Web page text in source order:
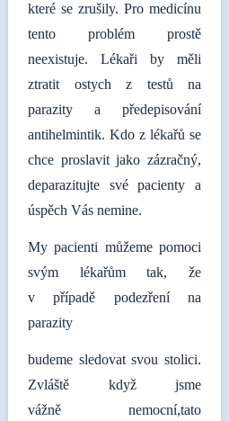
které se zrušily. Pro medicínu
tento problém prostě
neexistuje. Lékaři by měli
ztratit ostych z testů na
parazity a předepisování
antihelmintik. Kdo z lékařů se
chce proslavit jako zázračný,
deparazitujte své pacienty a
úspěch Vás nemine.
My pacienti můžeme pomoci
svým lékařům tak, že
v případě podezření na
parazity
budeme sledovat svou stolici.
Zvláště když jsme
vážně nemocní,tato